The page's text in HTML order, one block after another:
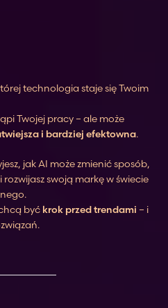
technologia staje się Twoim
Twojej pracy – ale może
i bardziej efektowna.
jak AI może zmienić sposób,
rozwijasz swoją markę w świecie
być krok przed trendami – i